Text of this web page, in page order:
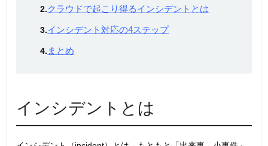
2.クラウドで起こり得るインシデントとは
3.インシデント対応の4ステップ
4. まとめ
インシデントとは